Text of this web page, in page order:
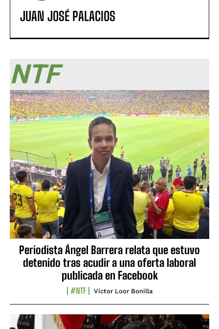
JUAN JOSÉ PALACIOS
NTF
Periodista Ángel Barrera relata que estuvo
detenido tras acudir a una oferta laboral
publicada en Facebook
#NTF Víctor Loor Bonilla